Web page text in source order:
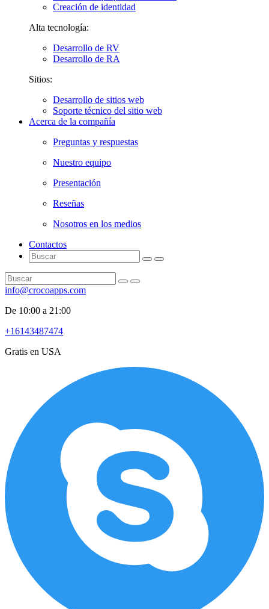
Creación de identidad
Alta tecnología:
Desarrollo de RV
Desarrollo de RA
Sitios:
Desarrollo de sitios web
Soporte técnico del sitio web
Acerca de la compañía
Preguntas y respuestas
Nuestro equipo
Presentación
Reseñas
Nosotros en los medios
Contactos
info@crocoapps.com
De 10:00 a 21:00
+16143487474
Gratis en USA